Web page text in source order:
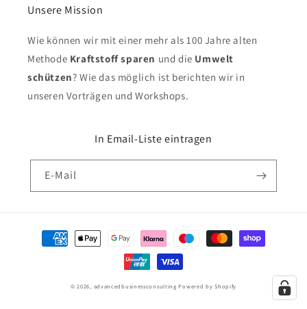
Unsere Mission
Wie können wir mit einer mehr als 100 Jahre alten
Methode Kraftstoff sparen und die Umwelt
schützen? Wie das möglich ist berichten wir in
unseren Vorträgen und Workshops.
In Email-Liste eintragen
E-Mail
Zahlungsmethoden
© 2026, advancedbusinessconsulting Powered by Shopify